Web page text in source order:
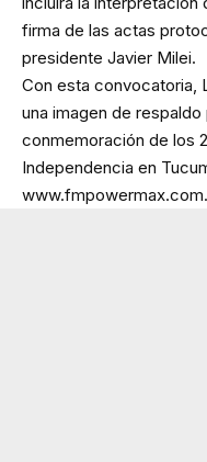
firma de las actas
presidente Javier Milei.
Con esta convocatoria,
una imagen de
conmemoración de los
Independencia en